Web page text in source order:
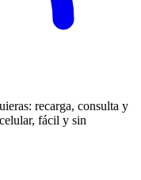
recarga, consulta y
fácil y sin